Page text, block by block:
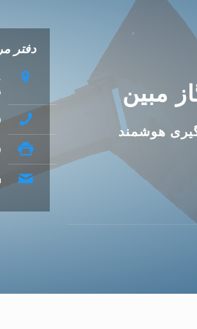
مبین
هوشمند
دفتر